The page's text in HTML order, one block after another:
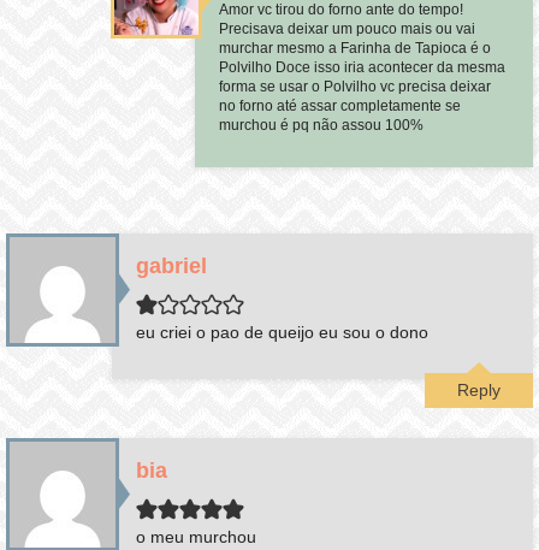
Amor vc tirou do forno ante do tempo!
Precisava deixar um pouco mais ou vai
murchar mesmo a Farinha de Tapioca é o
Polvilho Doce isso iria acontecer da mesma
forma se usar o Polvilho vc precisa deixar
no forno até assar completamente se
murchou é pq não assou 100%
gabriel
eu criei o pao de queijo eu sou o dono
Reply
bia
o meu murchou